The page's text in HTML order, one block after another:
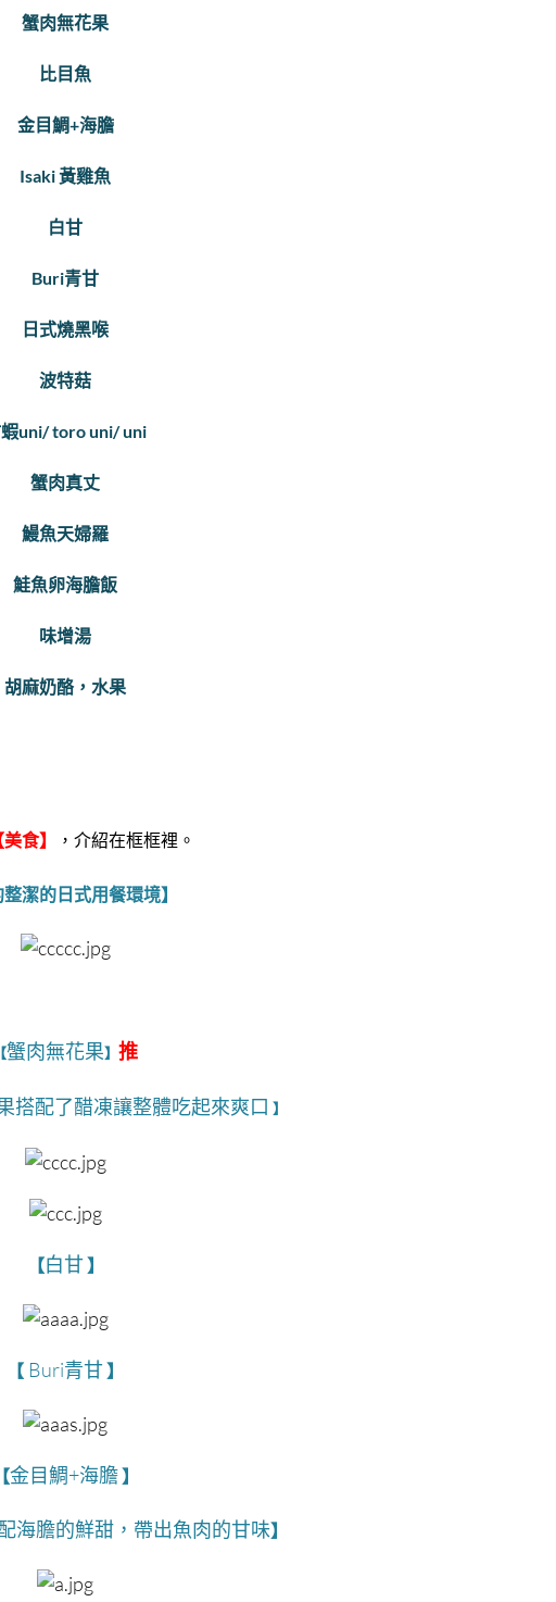
蟹肉無花果
比目魚
金目鯛+海膽
Isaki 黃雞魚
白甘
Buri青甘
日式燒黑喉
波特菇
uni/ toro uni/ uni
蟹肉真丈
鰻魚天婦羅
鮭魚卵海膽飯
味增湯
胡麻奶酪，水果
食】 ，介紹在框框裡。
潔的日式用餐環境】
蟹肉無花果】推
搭配了醋凍讓整體吃起來爽口 】
【白甘 】
【 Buri青甘 】
金目鯛+海膽 】
海膽的鮮甜，帶出魚肉的甘味】